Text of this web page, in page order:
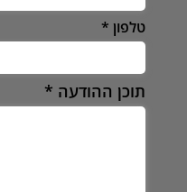
טלפון
תוכן ההודעה